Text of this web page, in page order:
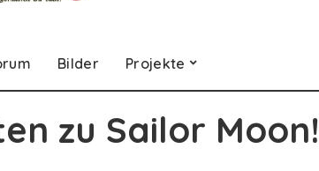
Bilder Projekte
zu Sailor Moon!